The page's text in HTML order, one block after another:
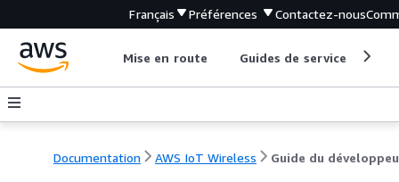
Français Préférences Contactez-nous
Mise en route Guides de service
Documentation AWS IoT Wireless Guide du